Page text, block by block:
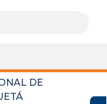
DE